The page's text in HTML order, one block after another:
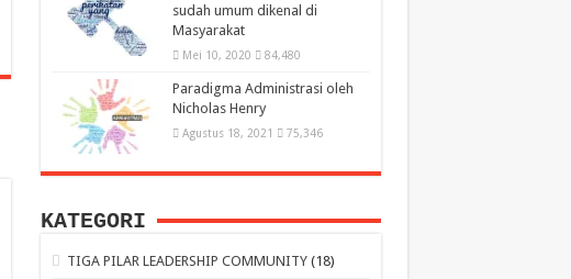
sudah umum dikenal di
Masyarakat
Mei 10, 2020 84,480
Paradigma Administrasi oleh
Nicholas Henry
Agustus 18, 2021 75,346
KATEGORI
TIGA PILAR LEADERSHIP COMMUNITY (18)